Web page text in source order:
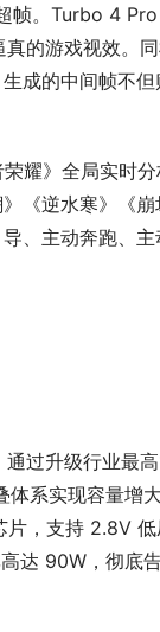
。Turbo 4 Pro
的游戏视效。
成的中间帧不
耀》全局实时
《逆水寒》《
、主动奔跑、
过升级行业最
系实现容量增
，支持 2.8V
达 90W，彻底